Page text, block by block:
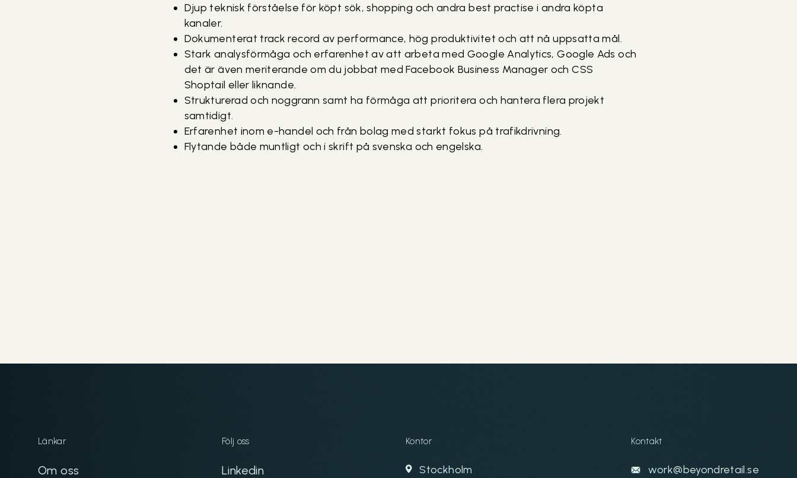
Djup teknisk förståelse för köpt sök, shopping och andra best practise i andra köpta
kanaler.
Dokumenterat track record av performance, hög produktivitet och att nå uppsatta mål.
Stark analysförmåga och erfarenhet av att arbeta med Google Analytics, Google Ads och
det är även meriterande om du jobbat med Facebook Business Manager och CSS
Shoptail eller liknande.
Strukturerad och noggrann samt ha förmåga att prioritera och hantera flera projekt
samtidigt.
Erfarenhet inom e-handel och från bolag med starkt fokus på trafikdrivning.
Flytande både muntligt och i skrift på svenska och engelska.
Länkar
Om oss
Följ oss
Linkedin
Kontor
Stockholm
Kontakt
work@beyondretail.se